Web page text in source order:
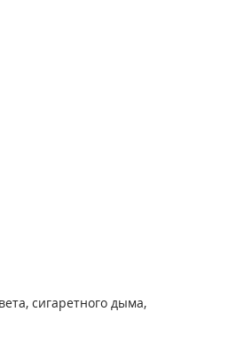
сигаретного дыма,